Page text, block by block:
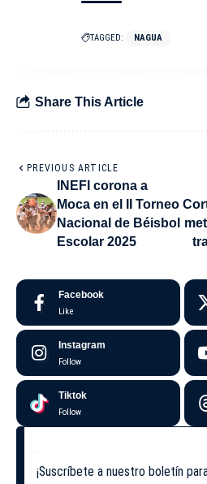
TAGGED: NAGUA
Share This Article
PREVIOUS ARTICLE
INEFI corona a
Moca en el II Torneo
Nacional de Béisbol
Escolar 2025
Facebook
Like
Instagram
Follow
Tiktok
Follow
¡Suscríbete a nuestro boletín